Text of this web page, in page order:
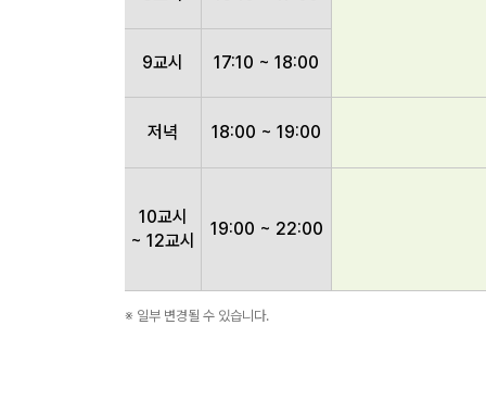
9교시 17:10 ~ 18:00
저녁 18:00 ~ 19:00
10교시
~ 12교시
19:00 ~ 22:00
※ 일부 변경될 수 있습니다.